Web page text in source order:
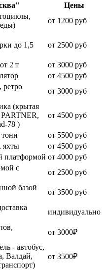
Цены
от 1200 руб
до 1,5
от 2500 руб
2 т
от 3000 руб
от 4500 руб
ретро
от 3000 руб
(крытая
78 )
от 4500 руб
тонн
от 5500 руб
яхты
от 4500 руб
платформой от 4000 руб
с
от 2500 руб
базой
от 3500 руб
индивидуально
от 3000₽
- автобус,
Валдай,
от 3500₽